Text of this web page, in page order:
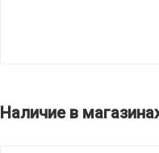
Наличие в